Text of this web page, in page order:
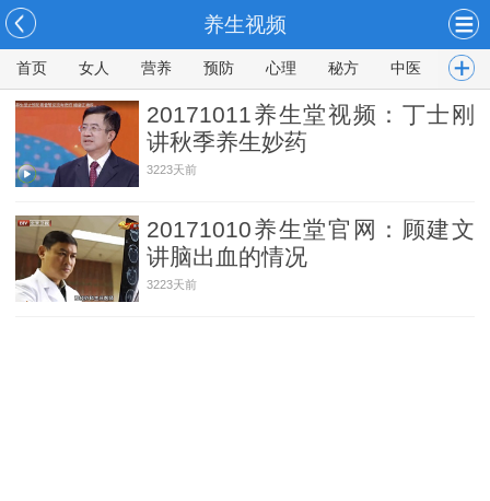
养生视频
首页 女人 营养 预防 心理 秘方 中医 男人
20171011养生堂视频：丁士刚
讲秋季养生妙药
3223天前
20171010养生堂官网：顾建文
讲脑出血的情况
3223天前